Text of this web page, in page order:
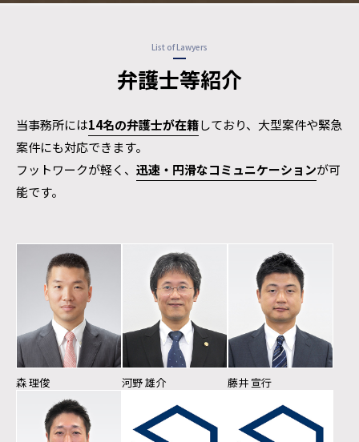
List of Lawyers
弁護士等紹介
当事務所には14名の弁護士が在籍しており、大型案件や緊急
案件にも対応できます。
フットワークが軽く、 迅速・円滑なコミュニケーションが可
能です。
森 理俊 河野 雄介 藤井 宣行